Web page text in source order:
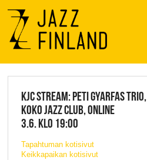
Menu
JAZZ FINLAND LIVE
KJC STREAM: PETI GYARFAS TRIO,
KOKO JAZZ CLUB, ONLINE
3.6. KLO 19:00
Tapahtuman kotisivut
Keikkapaikan kotisivut